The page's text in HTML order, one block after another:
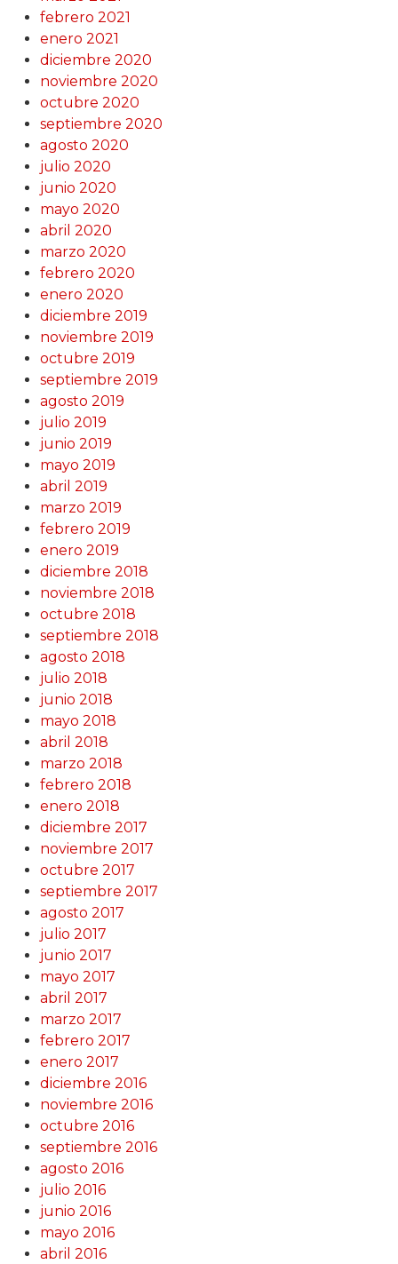
febrero 2021
enero 2021
diciembre 2020
noviembre 2020
octubre 2020
septiembre 2020
agosto 2020
julio 2020
junio 2020
mayo 2020
abril 2020
marzo 2020
febrero 2020
enero 2020
diciembre 2019
noviembre 2019
octubre 2019
septiembre 2019
agosto 2019
julio 2019
junio 2019
mayo 2019
abril 2019
marzo 2019
febrero 2019
enero 2019
diciembre 2018
noviembre 2018
octubre 2018
septiembre 2018
agosto 2018
julio 2018
junio 2018
mayo 2018
abril 2018
marzo 2018
febrero 2018
enero 2018
diciembre 2017
noviembre 2017
octubre 2017
septiembre 2017
agosto 2017
julio 2017
junio 2017
mayo 2017
abril 2017
marzo 2017
febrero 2017
enero 2017
diciembre 2016
noviembre 2016
octubre 2016
septiembre 2016
agosto 2016
julio 2016
junio 2016
mayo 2016
abril 2016